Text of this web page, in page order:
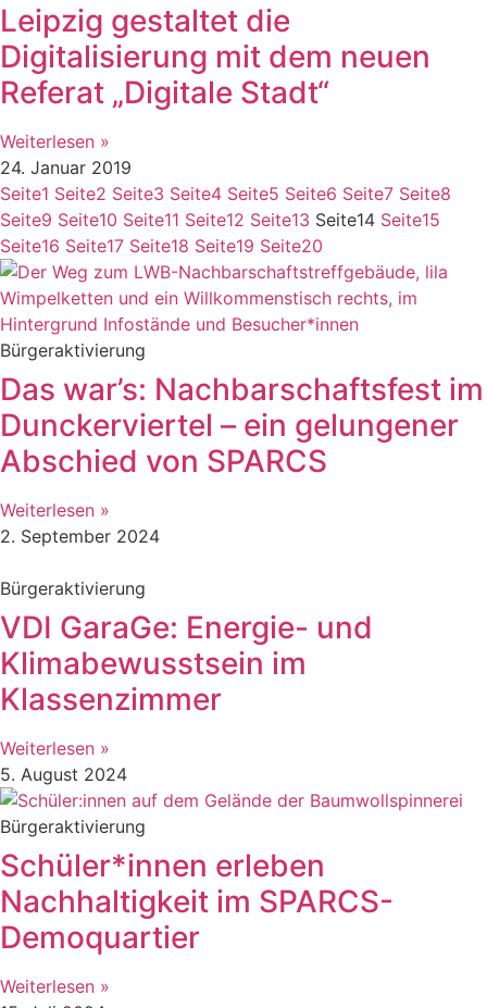
Leipzig gestaltet die
Digitalisierung mit dem neuen
Referat „Digitale Stadt“
Weiterlesen »
24. Januar 2019
Seite1 Seite2 Seite3 Seite4 Seite5 Seite6 Seite7 Seite8
Seite9 Seite10 Seite11 Seite12 Seite13 Seite14 Seite15
Seite16 Seite17 Seite18 Seite19 Seite20
Bürgeraktivierung
Das war’s: Nachbarschaftsfest im
Dunckerviertel – ein gelungener
Abschied von SPARCS
Weiterlesen »
2. September 2024
Bürgeraktivierung
VDI GaraGe: Energie- und
Klimabewusstsein im
Klassenzimmer
Weiterlesen »
5. August 2024
Bürgeraktivierung
Schüler*innen erleben
Nachhaltigkeit im SPARCS-
Demoquartier
Weiterlesen »